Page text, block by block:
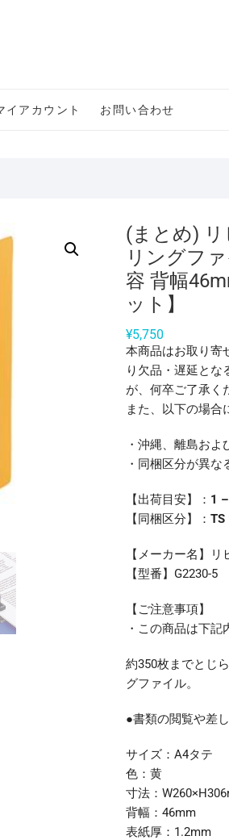
イアカウント お問い合わせ
(まとめ)
リングフ
容 背幅
ット】
¥5,750
本商品はお取り寄
り欠品・遅延とな
が、何卒ご了承く
また、以下の場合
・沖縄、離島お
・同梱区分が異
【出荷目安】： 1
【同梱区分】： TS
【メーカー名】リ
【型番】G2230-5
【ご注意事項】
・この商品は下記
約350枚までとじ
グファイル。
●書類の閲覧や差
サイズ：A4タテ
色：黄
寸法：
背幅：46mm
表紙厚：1.2mm